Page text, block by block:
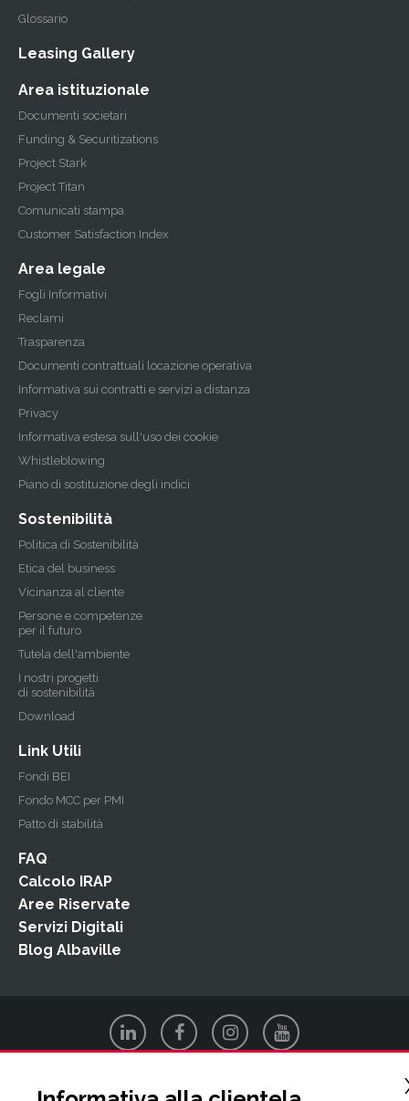
Glossario
Leasing Gallery
Area istituzionale
Documenti societari
Funding & Securitizations
Project Stark
Project Titan
Comunicati stampa
Customer Satisfaction Index
Area legale
Fogli Informativi
Reclami
Trasparenza
Documenti contrattuali locazione operativa
Informativa sui contratti e servizi a distanza
Privacy
Informativa estesa sull'uso dei cookie
Whistleblowing
Piano di sostituzione degli indici
Sostenibilità
Politica di Sostenibilità
Etica del business
Vicinanza al cliente
Persone e competenze
per il futuro
Tutela dell'ambiente
I nostri progetti
di sostenibilità
Download
Link Utili
Fondi BEI
Fondo MCC per PMI
Patto di stabilità
FAQ
Calcolo IRAP
Aree Riservate
Servizi Digitali
Blog Albaville